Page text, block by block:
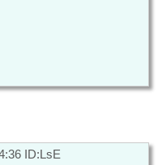
ID:LsE